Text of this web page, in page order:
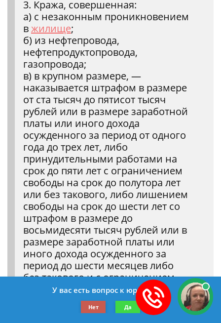
3. Кража, совершенная:
а) с незаконным проникновением
вжилище;
б) из нефтепровода,
нефтепродуктопровода,
газопровода;
в) в крупном размере, —
наказывается штрафом в размере
от ста тысяч до пятисот тысяч
рублей или в размере заработной
платы или иного дохода
осужденного за период от одного
года до трех лет, либо
принудительными работами на
срок до пяти лет с ограничением
свободы на срок до полутора лет
или без такового, либо лишением
свободы на срок до шести лет со
штрафом в размере до
восьмидесяти тысяч рублей или в
размере заработной платы или
иного дохода осужденного за
период до шести месяцев либо
без такового и с ограничением
свободы на срок до полутора лет
либо без такового.
(в ред. Федеральных законов от
У вас есть вопрос к юристу?
Нет Да